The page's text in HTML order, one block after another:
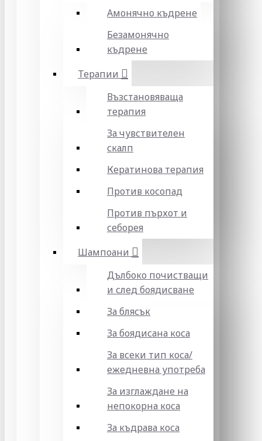
Амонячно къдрене
Безамонячно
къдрене
Терапии
Възстановяваща
терапия
За чувствителен
скалп
Кератинова терапия
Против косопад
Против пърхот и
себорея
Шампоани
Дълбоко почистващи
и след боядисване
За блясък
За боядисана коса
За всеки тип коса/
ежедневна употреба
За изглаждане на
непокорна коса
За къдрава коса